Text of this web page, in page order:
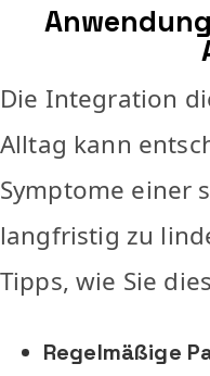
Die Integration
Alltag kann
Symptome einer
langfristig zu
Tipps, wie Sie
Regelmäßige